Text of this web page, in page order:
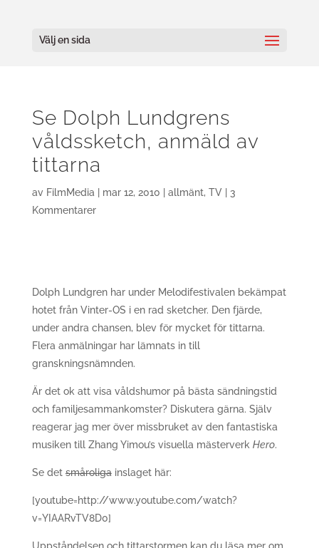
Välj en sida
Se Dolph Lundgrens
våldssketch, anmäld av
tittarna
av FilmMedia mar 12, 2010 allmänt, TV| 3
Kommentarer
Dolph Lundgren har under Melodifestivalen bekämpat
hotet från Vinter-OS i en rad sketcher. Den fjärde,
under andra chansen, blev för mycket för tittarna.
Flera anmälningar har lämnats in till
granskningsnämnden.
Är det ok att visa våldshumor på bästa sändningstid
och familjesammankomster? Diskutera gärna. Själv
reagerar jag mer över missbruket av den fantastiska
musiken till Zhang Yimou’s visuella mästerverk Hero.
Se detsmåroligainslaget här:
[youtube=http://www.youtube.com/watch?
v=YIAARvTV8D0]